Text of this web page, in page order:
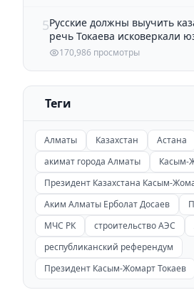
5Русские должны выучить
речь Токаева исковеркали
170,986 просмотры
Теги
Алматы Казахстан Астана
акимат города Алматы
Касым-
Президент Казахстана Касым-
Аким Алматы Ерболат Досаев
МЧС РК
строительство АЭС
республиканский референдум
Президент Касым-Жомарт Токаев